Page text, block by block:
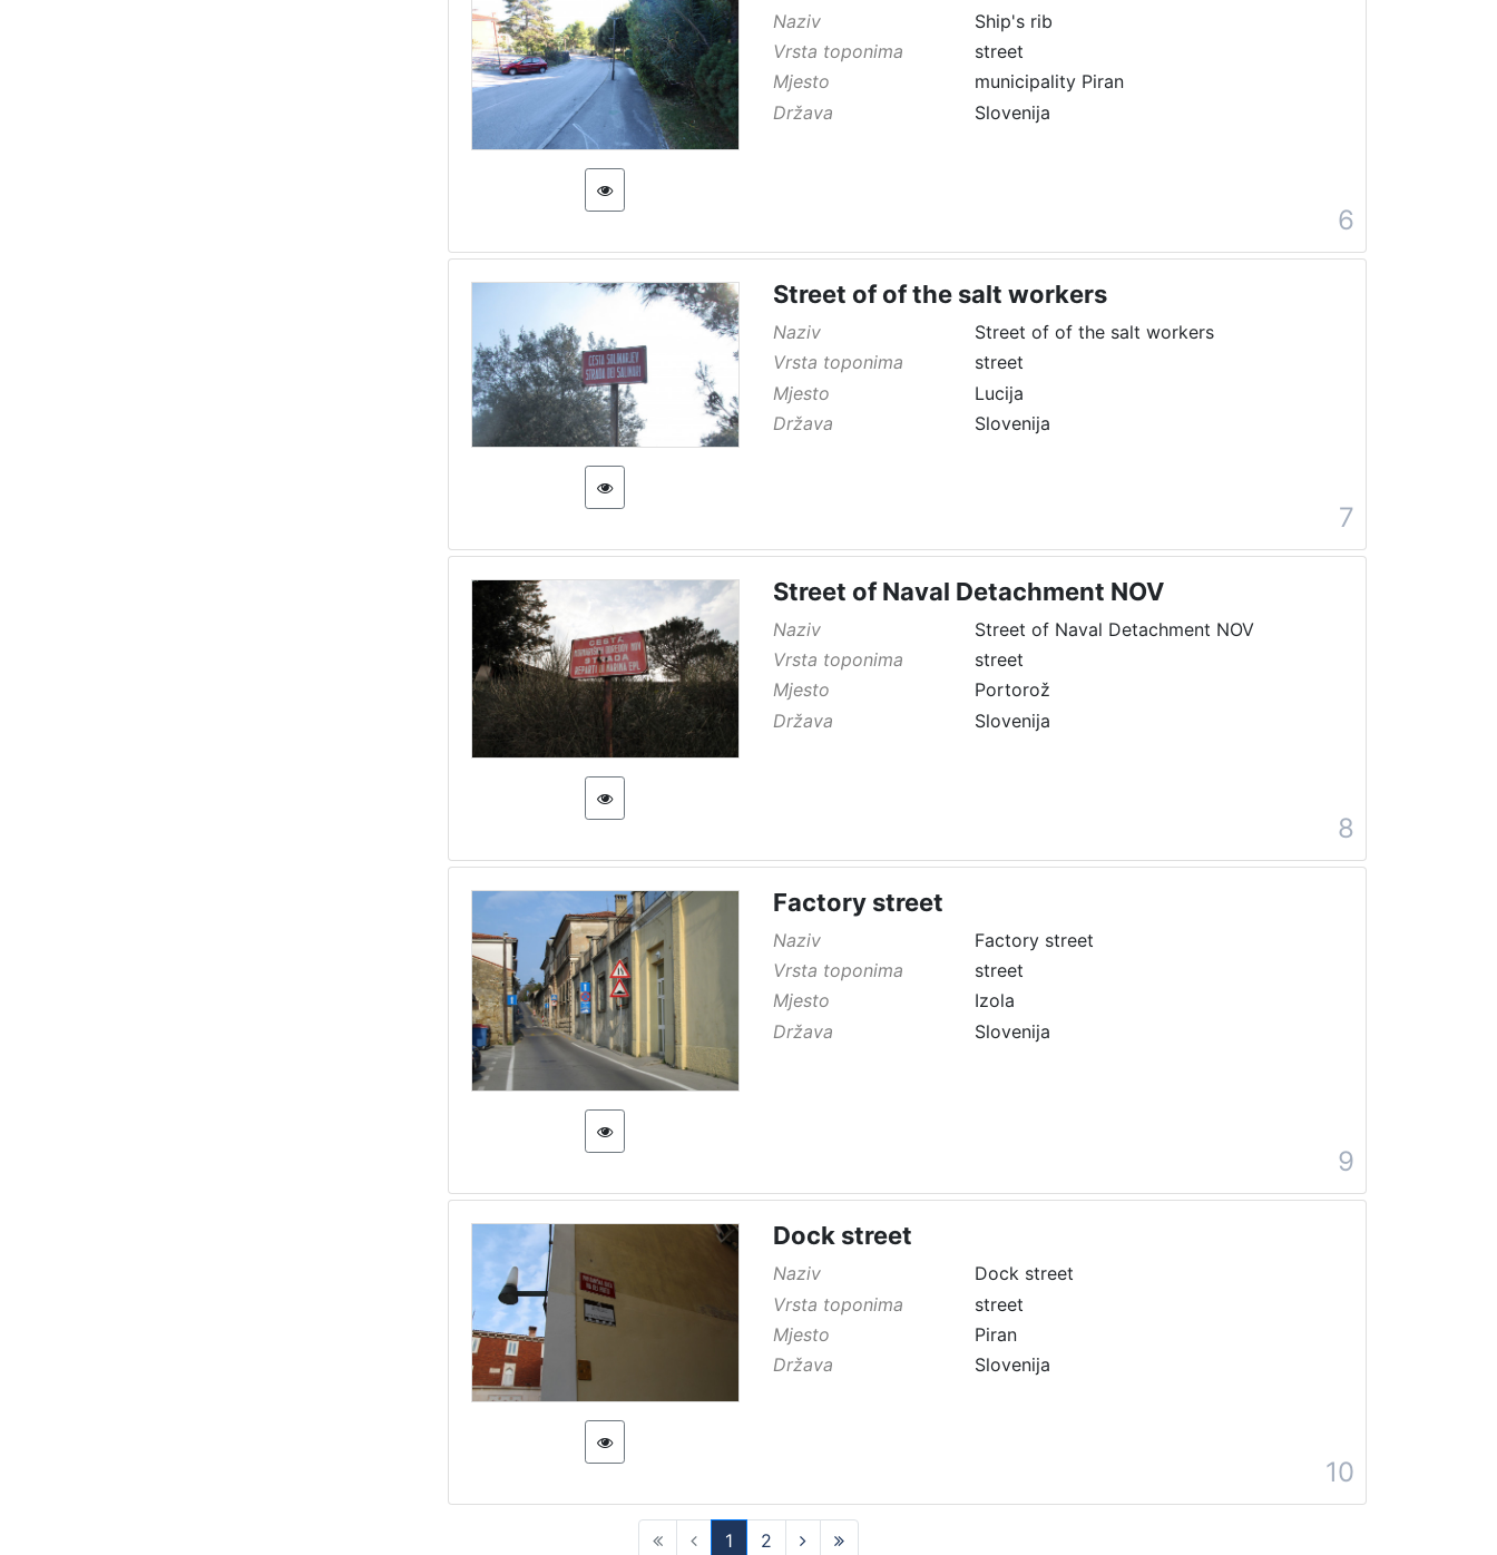
Naziv
Ship's rib
Vrsta toponima
street
Mjesto
municipality Piran
Država
Slovenija
6
Street of of the salt workers
Naziv
Street of of the salt workers
Vrsta toponima
street
Mjesto
Lucija
Država
Slovenija
7
Street of Naval Detachment NOV
Naziv
Street of Naval Detachment NOV
Vrsta toponima
street
Mjesto
Portorož
Država
Slovenija
8
Factory street
Naziv
Factory street
Vrsta toponima
street
Mjesto
Izola
Država
Slovenija
9
Dock street
Naziv
Dock street
Vrsta toponima
street
Mjesto
Piran
Država
Slovenija
10
1 2